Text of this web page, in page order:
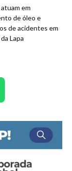
em
de óleo e
de acidentes em
Lapa